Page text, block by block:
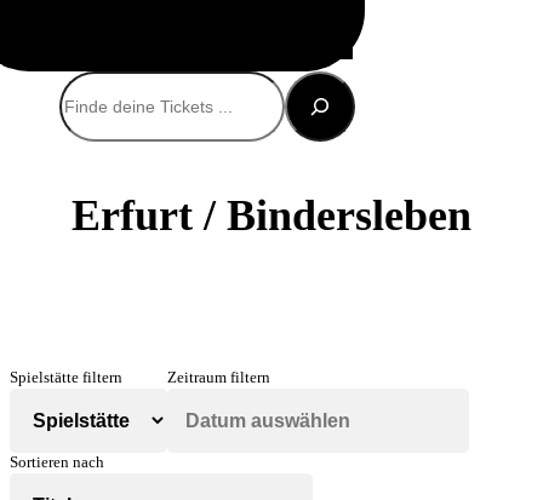
Suchen
Erfurt / Bindersleben
Spielstätte filtern Zeitraum filtern
Sortieren nach